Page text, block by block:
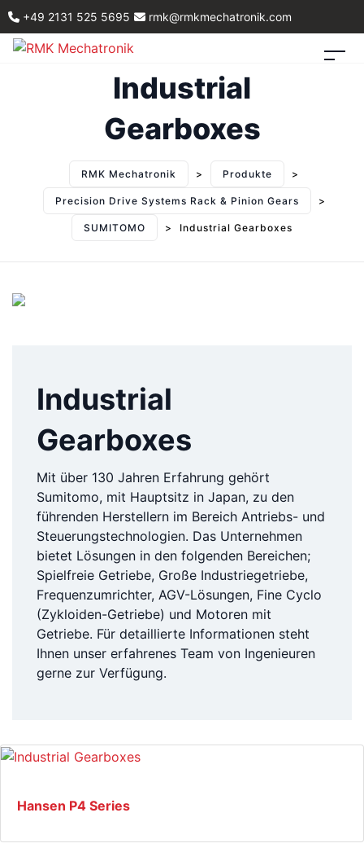
+49 2131 525 5695 rmk@rmkmechatronik.com
Industrial
Gearboxes
RMK Mechatronik > Produkte >
Precision Drive Systems Rack & Pinion Gears >
SUMITOMO > Industrial Gearboxes
Industrial
Gearboxes
Mit über 130 Jahren Erfahrung gehört
Sumitomo, mit Hauptsitz in Japan, zu den
führenden Herstellern im Bereich Antriebs- und
Steuerungstechnologien. Das Unternehmen
bietet Lösungen in den folgenden Bereichen;
Spielfreie Getriebe, Große Industriegetriebe,
Frequenzumrichter, AGV-Lösungen, Fine Cyclo
(Zykloiden-Getriebe) und Motoren mit
Getriebe. Für detaillierte Informationen steht
Ihnen unser erfahrenes Team von Ingenieuren
gerne zur Verfügung.
Hansen P4 Series